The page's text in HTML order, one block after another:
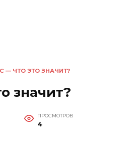
— ЧТО ЭТО ЗНАЧИТ?
значит?
ПРОСМОТРОВ
4